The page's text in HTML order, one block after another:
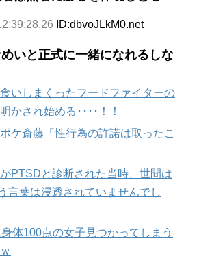
ID:dbvoJLkM0.net
いと正式に一緒になれるしな
食いしまくったフードファイターの
かされ始める････！！
ケ斎藤「性行為の許諾は取ったこ
PTSDと診断された当時、世間は
言葉は浸透されていませんでし
身体100点の女子見つかってしまう